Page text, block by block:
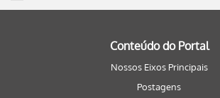
Conteúdo do Portal
Nossos Eixos Principais
Postagens